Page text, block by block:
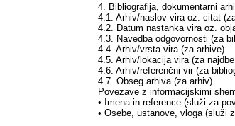
4. Bibliografija, dokumentarni
4.1. Arhiv/naslov vira oz. citat
4.2. Datum nastanka vira oz.
4.3. Navedba odgovornosti (za
4.4. Arhiv/vrsta vira (za arhive)
4.5. Arhiv/lokacija vira (za
4.6. Arhiv/referenčni vir (za
4.7. Obseg arhiva (za arhiv)
Povezave z informacijskimi
• Imena in reference (služi za
• Osebe, ustanove, vloga (služi